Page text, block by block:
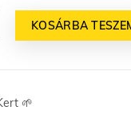
Ft.
is:
KOSÁRBA
🌱